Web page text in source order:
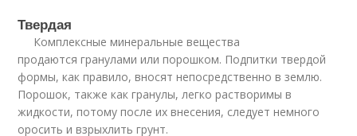
Твердая
Комплексные минеральные вещества
продаются гранулами или порошком. Подпитки твердой
формы, как правило, вносят непосредственно в землю.
Порошок, также как гранулы, легко растворимы в
жидкости, потому после их внесения, следует немного
оросить и взрыхлить грунт.